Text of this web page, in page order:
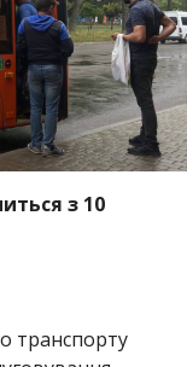
з 10
транспорту